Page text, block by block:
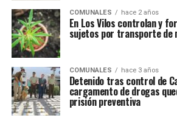
COMUNALES hace 2 años
En Los Vilos controlan y
sujetos por transporte de
COMUNALES hace 3 años
Detenido tras control de
cargamento de drogas
prisión preventiva